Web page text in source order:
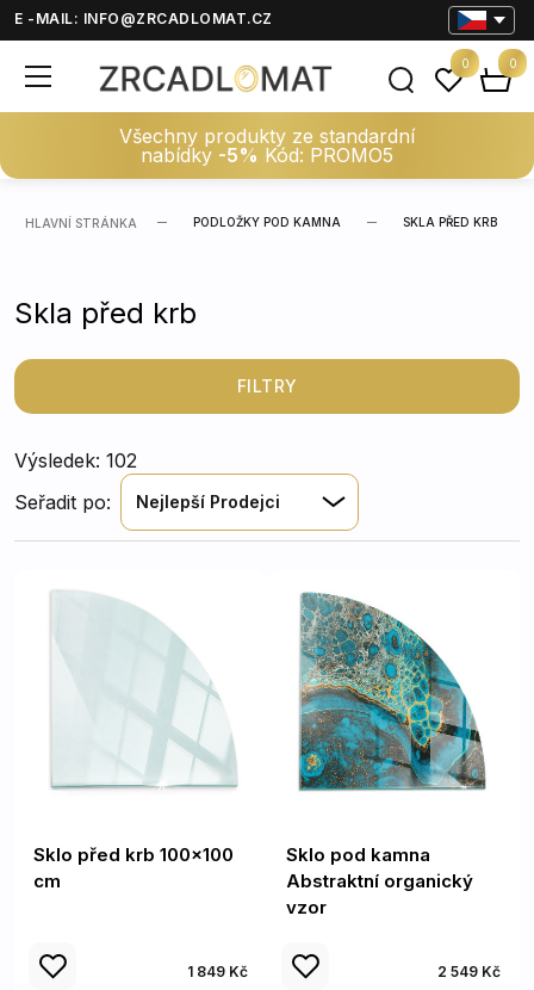
E -MAIL: INFO@ZRCADLOMAT.CZ
Všechny produkty ze standardní
nabídky -5% Kód: PROMO5
0 0
HLAVNÍ STRÁNKA PODLOŽKY POD KAMNA SKLA PŘED KRB
Skla před krb
FILTRY
Výsledek: 102
Seřadit po:
Nejlepší Prodejci
Sklo před krb 100x100
cm
1 849 Kč
Sklo pod kamna
Abstraktní organický
vzor
2 549 Kč